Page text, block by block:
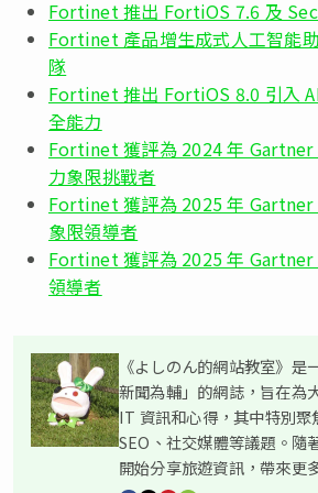
Fortinet 推出 FortiOS 7.6 及
Fortinet 產品增生成式人工智能
隊
Fortinet 推出 FortiOS 8.0 引入
全能力
Fortinet 獲評為 2024 年 Gartner
力象限挑戰者
Fortinet 獲評為 2025 年 Gartner
象限領導者
Fortinet 獲評為 2025 年 Gartner
領導者
《よしのん的網站教室》是
新聞為輔」的網誌，旨在為
IT 資訊和心得，其中特別聚
SEO、社交媒體等議題。隨
開始分享旅遊資訊，帶來更